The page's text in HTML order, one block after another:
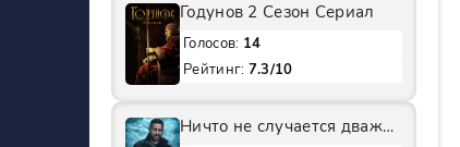
Годунов 2 Сезон Сериал
Голосов: 14
Рейтинг: 7.3/10
Ничто не случается дважды 1 Сезон Сериал